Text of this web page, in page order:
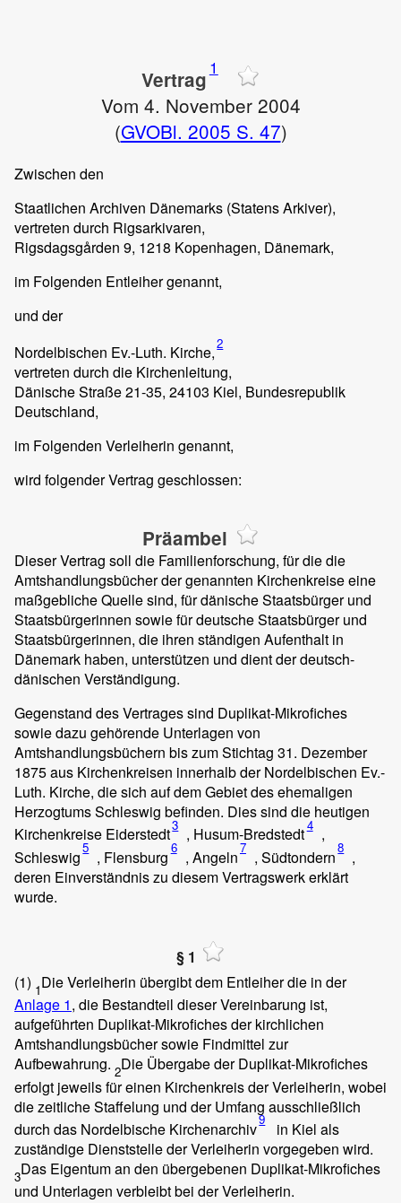
Vertrag 1
Vom 4. November 2004
(GVOBl. 2005 S. 47)
Zwischen den
Staatlichen Archiven Dänemarks (Statens Arkiver),
vertreten durch Rigsarkivaren,
Rigsdagsgården 9, 1218 Kopenhagen, Dänemark,
im Folgenden Entleiher genannt,
und der
Nordelbischen Ev.-Luth. Kirche,2
vertreten durch die Kirchenleitung,
Dänische Straße 21-35, 24103 Kiel, Bundesrepublik
Deutschland,
im Folgenden Verleiherin genannt,
wird folgender Vertrag geschlossen:
Präambel
Dieser Vertrag soll die Familienforschung, für die die
Amtshandlungsbücher der genannten Kirchenkreise eine
maßgebliche Quelle sind, für dänische Staatsbürger und
Staatsbürgerinnen sowie für deutsche Staatsbürger und
Staatsbürgerinnen, die ihren ständigen Aufenthalt in
Dänemark haben, unterstützen und dient der deutsch-
dänischen Verständigung.
Gegenstand des Vertrages sind Duplikat-Mikrofiches
sowie dazu gehörende Unterlagen von
Amtshandlungsbüchern bis zum Stichtag 31. Dezember
1875 aus Kirchenkreisen innerhalb der Nordelbischen Ev.-
Luth. Kirche, die sich auf dem Gebiet des ehemaligen
Herzogtums Schleswig befinden. Dies sind die heutigen
Kirchenkreise Eiderstedt3 , Husum-Bredstedt4 ,
Schleswig5 , Flensburg 6 , Angeln7 , Südtondern8 ,
deren Einverständnis zu diesem Vertragswerk erklärt
wurde.
§ 1
(1) 1Die Verleiherin übergibt dem Entleiher die in der
Anlage 1, die Bestandteil dieser Vereinbarung ist,
aufgeführten Duplikat-Mikrofiches der kirchlichen
Amtshandlungsbücher sowie Findmittel zur
Aufbewahrung. 2Die Übergabe der Duplikat-Mikrofiches
erfolgt jeweils für einen Kirchenkreis der Verleiherin, wobei
die zeitliche Staffelung und der Umfang ausschließlich
durch das Nordelbische Kirchenarchiv9
in Kiel als
zuständige Dienststelle der Verleiherin vorgegeben wird.
3Das Eigentum an den übergebenen Duplikat-Mikrofiches
und Unterlagen verbleibt bei der Verleiherin.